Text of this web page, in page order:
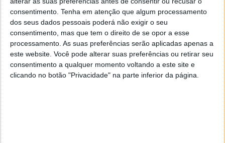
consentimento. Tenha em atenção que algum processamento
dos seus dados pessoais poderá não exigir o seu
consentimento, mas que tem o direito de se opor a esse
processamento. As suas preferências serão aplicadas apenas a
este website. Você pode alterar suas preferências ou retirar seu
consentimento a qualquer momento voltando a este site e
clicando no botão "Privacidade" na parte inferior da página.
O chip U1 que a Appleadicionou recentemente
AirPods Pro 2022 acabou por ser uma grande
melhoria, então gostaríamos de ver isso também nos
auscultadores Max. Outra função solicitada com
frequência é o suporte para música sem perdas,
possivelmente através de um cabo. Além disso, a